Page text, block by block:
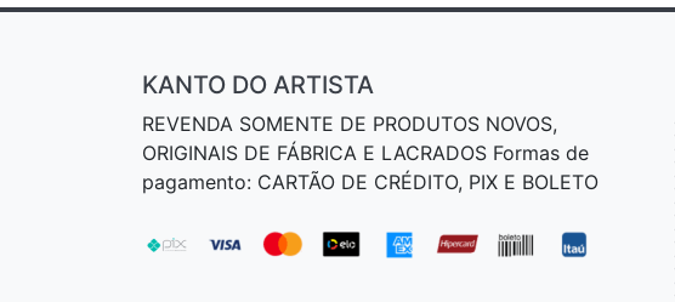
KANTO DO ARTISTA
REVENDA SOMENTE DE PRODUTOS NOVOS,
ORIGINAIS DE FÁBRICA E LACRADOS Formas de
pagamento: CARTÃO DE CRÉDITO, PIX E BOLETO